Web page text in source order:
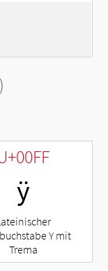
ÿ
Y mit
Trema